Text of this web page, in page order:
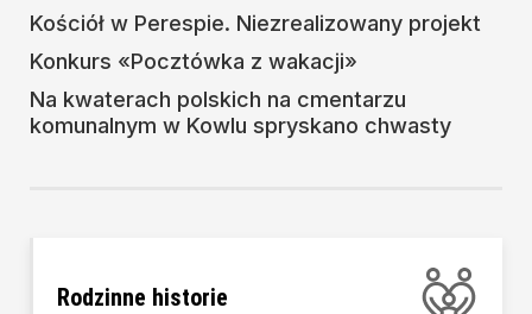
Kościół w Perespie. Niezrealizowany projekt
Konkurs «Pocztówka z wakacji»
Na kwaterach polskich na cmentarzu
komunalnym w Kowlu spryskano chwasty
Rodzinne historie